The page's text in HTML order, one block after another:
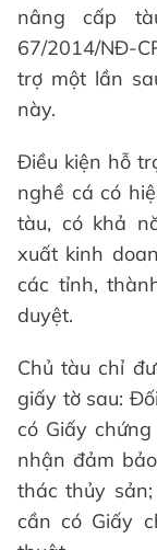
nâng cấp
67/2014/NĐ-
trợ một lần
này.
Điều kiện hỗ
nghề cá có
tàu, có khả
xuất kinh
các tỉnh,
duyệt.
Chủ tàu chỉ
giấy tờ sau:
có Giấy
nhận đảm
thác thủy
cần có Giấy